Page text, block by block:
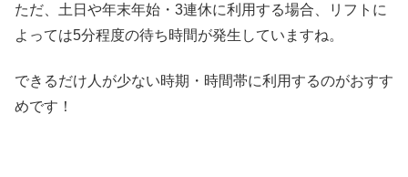
ただ、土日や年末年始・3連休に利用する場合、リフトに
よっては5分程度の待ち時間が発生していますね。
できるだけ人が少ない時期・時間帯に利用するのがおすす
めです！